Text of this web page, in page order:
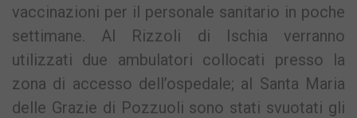
vaccinazioni per il personale sanitario in poche
settimane. Al Rizzoli di Ischia verranno
utilizzati due ambulatori collocati presso la
zona di accesso dell’ospedale; al Santa Maria
delle Grazie di Pozzuoli sono stati svuotati gli